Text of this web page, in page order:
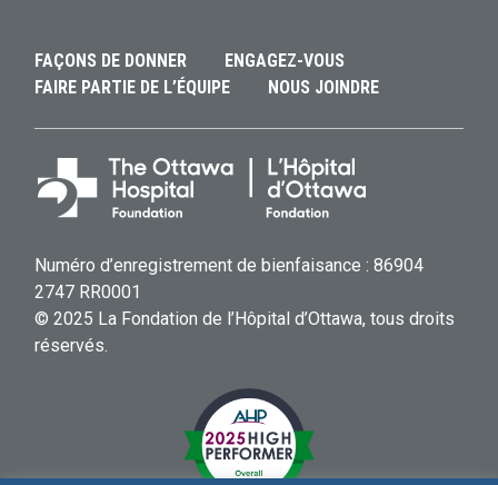
FAÇONS DE DONNER
ENGAGEZ-VOUS
FAIRE PARTIE DE L’ÉQUIPE
NOUS JOINDRE
Numéro d’enregistrement de bienfaisance : 86904
2747 RR0001
© 2025 La Fondation de l’Hôpital d’Ottawa, tous droits
réservés.